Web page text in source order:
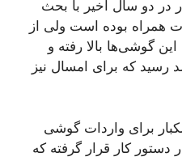
گوشی بالای ۶۰۰ دلار در دو سال اخیر با بحث
همراه بوده است ولی از
گوشی‌ها بالا رفته و
آن به ۱۲ درصد رسید که برای امسال نیز
برای واردات گوشی
بالای ۶۰۰ دلار در دستور کار قرار گرفته که